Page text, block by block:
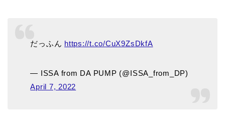
だっふん https://t.co/CuX9ZsDkfA
— ISSA from DA PUMP (@ISSA_from_DP)
April 7, 2022